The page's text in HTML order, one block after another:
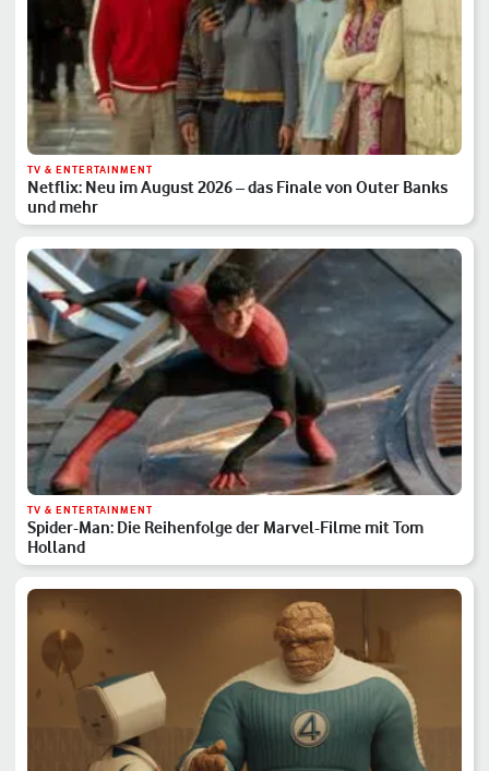
TV & ENTERTAINMENT
Netflix: Neu im August 2026 – das Finale von Outer Banks
und mehr
TV & ENTERTAINMENT
Spider-Man: Die Reihenfolge der Marvel-Filme mit Tom
Holland